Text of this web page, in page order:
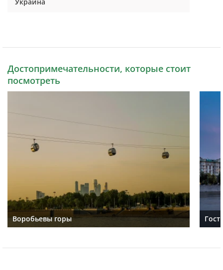
Достопримечательности, которые стоит
посмотреть
Воробьевы горы